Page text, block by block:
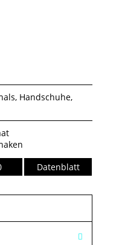
Handschuhe,
Datenblatt